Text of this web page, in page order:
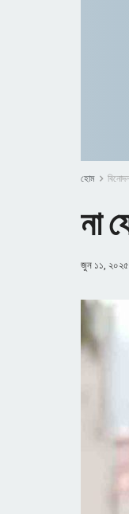
হোম বিনোদন
না
জুন ১১, ২০২৫